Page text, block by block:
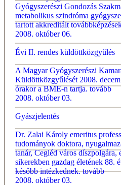
Gyógyszerészi Gondozás
metabolikus szindróma
tartott akkreditált
2008. október 06.
Évi II. rendes küldöttközgyűlés
A Magyar Gyógyszerészi
Küldöttközgyűlését 2008.
órakor a BME-n tartja. tovább
2008. október 03.
Gyászjelentés
Dr. Zalai Károly emeritus
tudományok doktora,
tanár, Cegléd város díszpolgára,
sikerekben gazdag életének 88.
később intézkednek. tovább
2008. október 03.